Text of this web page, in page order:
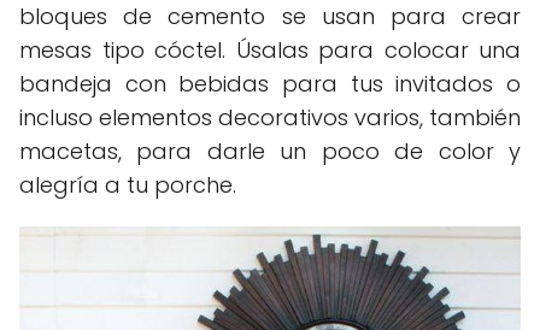
bloques de cemento se usan para crear
mesas tipo cóctel. Úsalas para colocar una
bandeja con bebidas para tus invitados o
incluso elementos decorativos varios, también
macetas, para darle un poco de color y
alegría a tu porche.